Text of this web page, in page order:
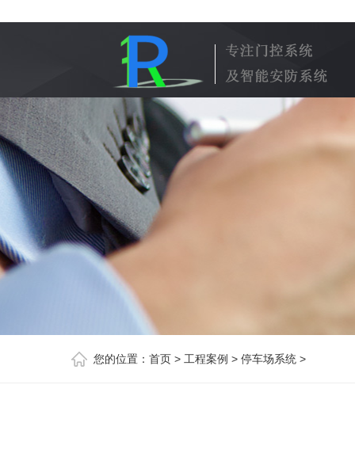
您的位置： 首页 > 工程案例 > 停车场系统 >